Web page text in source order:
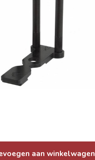
aan winkelwagen